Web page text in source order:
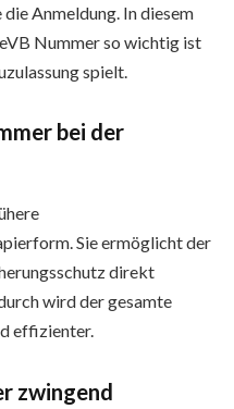
Anmeldung. In diesem
Nummer so wichtig ist
spielt.
bei der
Sie ermöglicht der
direkt
wird der gesamte
effizienter.
zwingend